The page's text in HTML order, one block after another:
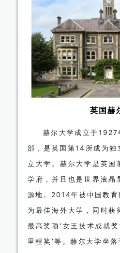
英国赫
赫尔大学成立于1927
部，是英国第14所成为独
立大学。赫尔大学是英国
学府，并且也是世界液晶
源地。2014年被中国教育
为最佳海外大学，同时获
最高奖项‘女王技术成就
里程奖’等。赫尔大学坐